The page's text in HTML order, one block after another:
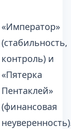
«Император»
(стабильность,
контроль) и
«Пятерка
Пентаклей»
(финансовая